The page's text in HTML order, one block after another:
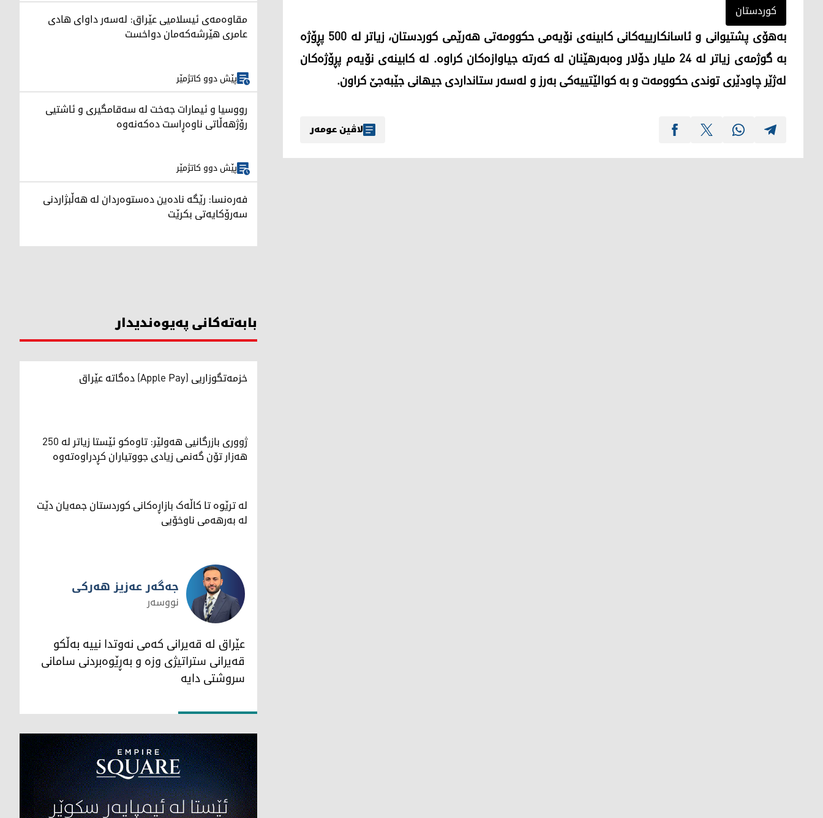
کوردستان
بەهۆی پشتیوانی و ئاسانکارییەکانی کابینەی نۆیەمی حکوومەتی هەرێمی کوردستان، زیاتر لە 500 پڕۆژە
بە گوژمەی زیاتر لە 24 ملیار دۆلار وەبەرهێنان لە کەرتە جیاوازەکان کراوە. لە کابینەی نۆیەم پڕۆژەکان
لەژێر چاودێری توندی حکوومەت و بە کوالێتییەکی بەرز و لەسەر ستانداردی جیهانی جێبەجێ کراون.
لاڤین عومەر
مقاوەمەی ئیسلامیی عێراق: لەسەر داوای هادی
عامری هێرشەکەمان دواخست
پێش دوو کاتژمێر
رووسیا و ئیمارات جەخت لە سەقامگیری و ئاشتیی
رۆژهەڵاتی ناوەڕاست دەکەنەوە
پێش دوو کاتژمێر
فەرەنسا: رێگە نادەین دەستوەردان لە هەڵبژاردنی
سەرۆکایەتی بکرێت
بابەتەکانی پەیوەندیدار
خزمەتگوزاریی (Apple Pay) دەگاتە عێراق
ژووری بازرگانیی هەولێر: تاوەکو ئێستا زیاتر لە 250
هەزار تۆن گەنمی زیادی جووتیاران کڕدراوەتەوە
لە ترێوە تا کاڵەک بازاڕەکانی کوردستان جمەیان دێت
لە بەرهەمی ناوخۆیی
جەگەر عەزیز هەرکی
جەگەر عەزیز هەرکی
نووسەر
عێراق لە قەیرانی کەمی نەوتدا نییە بەڵکو
قەیرانی ستراتیژی وزە و بەڕێوەبردنی سامانی
سروشتی دایە